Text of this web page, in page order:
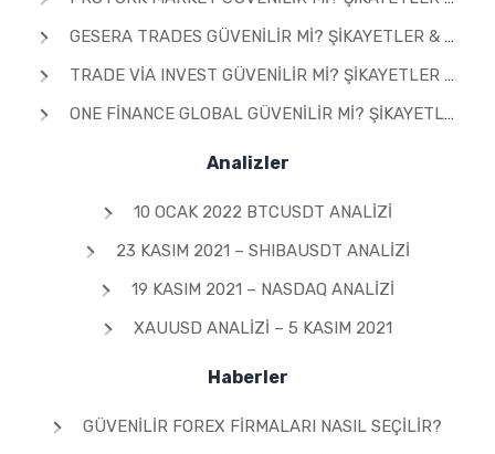
GESERA TRADES GÜVENILIR MI? ŞIKAYETLER & YORUMLAR 2026
TRADE VIA INVEST GÜVENILIR MI? ŞIKAYETLER & YORUMLAR 2026
ONE FINANCE GLOBAL GÜVENILIR MI? ŞIKAYETLER & YORUMLAR 2026
Analizler
10 OCAK 2022 BTCUSDT ANALIZI
23 KASIM 2021 – SHIBAUSDT ANALIZI
19 KASIM 2021 – NASDAQ ANALIZI
XAUUSD ANALIZI – 5 KASIM 2021
Haberler
GÜVENILIR FOREX FIRMALARI NASIL SEÇILIR?